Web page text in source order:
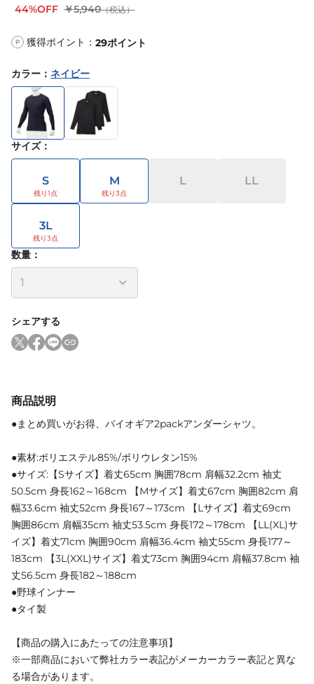
44%OFF ￥5,940（税込）
P 獲得ポイント： 29ポイント
カラー ： ネイビー
サイズ：
S M L LL
3L
数量：
シェアする
商品説明
●まとめ買いがお得、バイオギア2packアンダーシャツ。
●素材:ポリエステル85%/ポリウレタン15%
●サイズ:【Sサイズ】着丈65cm 胸囲78cm 肩幅32.2cm 袖丈
50.5cm 身長162～168cm 【Mサイズ】着丈67cm 胸囲82cm 肩
幅33.6cm 袖丈52cm 身長167～173cm 【Lサイズ】着丈69cm
胸囲86cm 肩幅35cm 袖丈53.5cm 身長172～178cm 【LL(XL)サ
イズ】着丈71cm 胸囲90cm 肩幅36.4cm 袖丈55cm 身長177～
183cm 【3L(XXL)サイズ】着丈73cm 胸囲94cm 肩幅37.8cm 袖
丈56.5cm 身長182～188cm
●野球インナー
●タイ製
【商品の購入にあたっての注意事項】
※一部商品において弊社カラー表記がメーカーカラー表記と異な
る場合があります。